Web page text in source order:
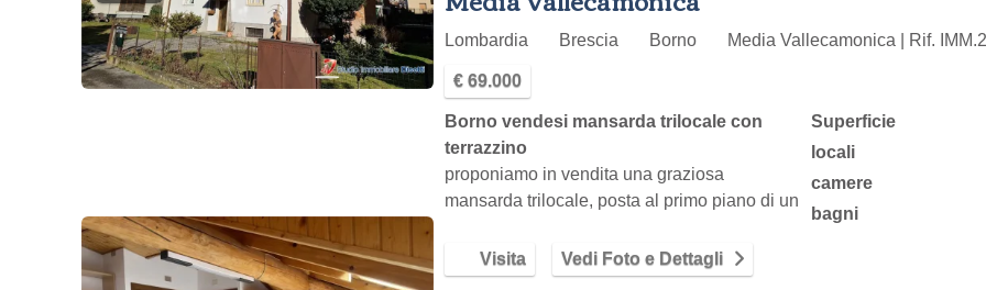
Lombardia Brescia Borno Media Vallecamonica | Rif.
€ 69.000
Borno vendesi mansarda trilocale con
terrazzino
proponiamo in vendita una graziosa
mansarda trilocale, posta al primo piano di un
Superficie
locali
camere
bagni
Visita Vedi Foto e Dettagli